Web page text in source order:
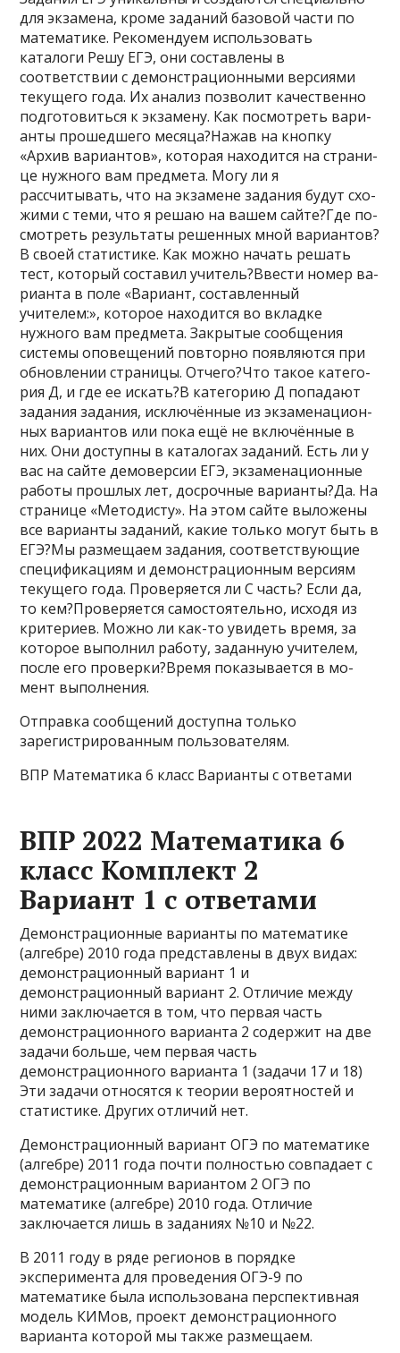
для экзамена, кроме заданий базовой части по
математике. Рекомендуем использовать
каталоги Решу ЕГЭ, они составлены в
соответствии с демонстрационными версиями
текущего года. Их анализ позволит качественно
подготовиться к экзамену. Как по­смот­реть ва­ри­
ан­ты про­шед­ше­го месяца?Нажав на кноп­ку
«Архив вариантов», ко­то­рая на­хо­дит­ся на стра­ни­
це нуж­но­го вам предмета. Могу ли я
рассчитывать, что на эк­за­ме­не за­да­ния будут схо­
жи­ми с теми, что я решаю на вашем сайте?Где по­
смот­реть ре­зуль­та­ты ре­шен­ных мной вариантов?
В своей статистике. Как можно на­чать ре­шать
тест, ко­то­рый со­ста­вил учитель?Ввести номер ва­
ри­ан­та в поле «Вариант, со­став­лен­ный
учителем:», которое находится во вкладке
нужного вам предмета. Закрытые сообщения
системы оповещений повторно появляются при
обновлении страницы. Отчего?Что такое ка­те­го­
рия Д, и где ее искать?В ка­те­го­рию Д по­па­да­ют
за­да­ния задания, исключённые из эк­за­ме­на­ци­он­
ных ва­ри­ан­тов или пока ещё не включённые в
них. Они до­ступ­ны в ка­та­ло­гах заданий. Есть ли у
вас на сайте де­мо­вер­сии ЕГЭ, эк­за­ме­на­ци­он­ные
ра­бо­ты про­шлых лет, до­сроч­ные варианты?Да. На
стра­ни­це «Методисту». На этом сайте вы­ло­же­ны
все ва­ри­ан­ты заданий, какие толь­ко могут быть в
ЕГЭ?Мы раз­ме­ща­ем задания, со­от­вет­ству­ю­щие
спе­ци­фи­ка­ци­ям и де­мон­стра­ци­он­ным вер­си­ям
те­ку­ще­го года. Про­ве­ря­ет­ся ли С часть? Если да,
то кем?Проверяется самостоятельно, ис­хо­дя из
критериев. Можно ли как-то уви­деть время, за
ко­то­рое вы­пол­нил работу, за­дан­ную учителем,
после его проверки?Время по­ка­зы­ва­ет­ся в мо­
мент выполнения.
Отправка сообщений доступна только
зарегистрированным пользователям.
ВПР Математика 6 класс Варианты с ответами
ВПР 2022 Математика 6
класс Комплект 2
Вариант 1 с ответами
Демонстрационные варианты по математике
(алгебре) 2010 года представлены в двух видах:
демонстрационный вариант 1 и
демонстрационный вариант 2. Отличие между
ними заключается в том, что первая часть
демонстрационного варианта 2 содержит на две
задачи больше, чем первая часть
демонстрационного варианта 1 (задачи 17 и 18)
Эти задачи относятся к теории вероятностей и
статистике. Других отличий нет.
Демонстрационный вариант ОГЭ по математике
(алгебре) 2011 года почти полностью совпадает с
демонстрационным вариантом 2 ОГЭ по
математике (алгебре) 2010 года. Отличие
заключается лишь в заданиях №10 и №22.
В 2011 году в ряде регионов в порядке
эксперимента для проведения ОГЭ-9 по
математике была использована перспективная
модель КИМов, проект демонстрационного
варианта которой мы также размещаем.